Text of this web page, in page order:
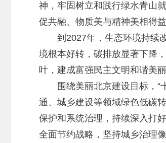
神，牢固树立和践行绿水青山
促共融、物质美与精神美相得
到2027年，生态环境持续改
境根本好转，碳排放显著下降
叶，建成富强民主文明和谐美
围绕美丽北京建设目标，“十
通、城乡建设等领域绿色低碳
保护和系统治理，持续深入打
全面节约战略，坚持城乡治理